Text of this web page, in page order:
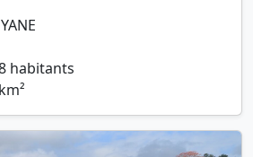
habitants